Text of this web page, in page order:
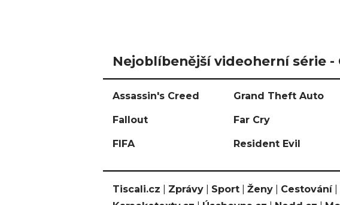
Nejoblíbenější videoherní série -
Assassin's Creed Grand Theft Auto
Fallout Far Cry
FIFA Resident Evil
Tiscali.cz Zprávy Sport Ženy Cestování|